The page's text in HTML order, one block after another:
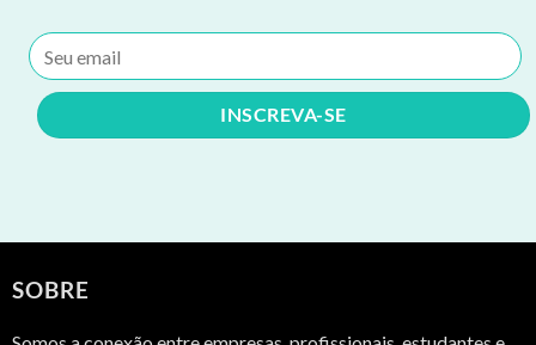
SOBRE